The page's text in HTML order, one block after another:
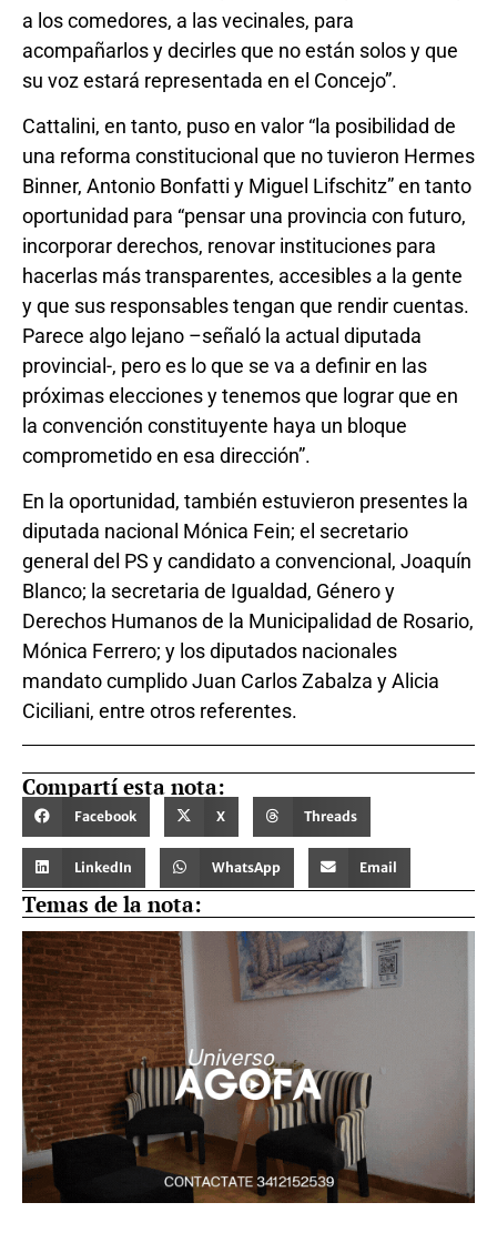
a los comedores, a las vecinales, para
acompañarlos y decirles que no están solos y que
su voz estará representada en el Concejo”.
Cattalini, en tanto, puso en valor “la posibilidad de
una reforma constitucional que no tuvieron Hermes
Binner, Antonio Bonfatti y Miguel Lifschitz” en tanto
oportunidad para “pensar una provincia con futuro,
incorporar derechos, renovar instituciones para
hacerlas más transparentes, accesibles a la gente
y que sus responsables tengan que rendir cuentas.
Parece algo lejano –señaló la actual diputada
provincial-, pero es lo que se va a definir en las
próximas elecciones y tenemos que lograr que en
la convención constituyente haya un bloque
comprometido en esa dirección”.
En la oportunidad, también estuvieron presentes la
diputada nacional Mónica Fein; el secretario
general del PS y candidato a convencional, Joaquín
Blanco; la secretaria de Igualdad, Género y
Derechos Humanos de la Municipalidad de Rosario,
Mónica Ferrero; y los diputados nacionales
mandato cumplido Juan Carlos Zabalza y Alicia
Ciciliani, entre otros referentes.
Compartí esta nota:
Facebook X Threads
LinkedIn WhatsApp Email
Temas de la nota: